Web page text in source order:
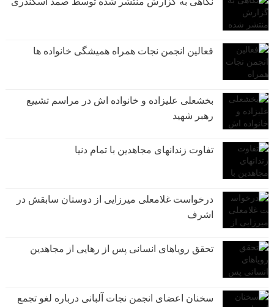
فعالین انجمن نجات همراه همیشگی خانواده ها
بخشعلی علیزاده و خانواده اش در مراسم تشییع
رهبر شهید
تفاوت زندانهای مجاهدین با تمام دنیا
درخواست غلامعلی میرزایی از دوستان سابقش در
اشرف
تحقق رویاهای انسانی پس از رهایی از مجاهدین
سخنان اعضای انجمن نجات آلبانی درباره لغو تجمع